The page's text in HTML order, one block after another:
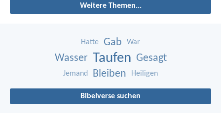
Weitere Themen...
Hatte Gab War
Wasser Taufen Gesagt
Jemand Bleiben Heiligen
Bibelverse suchen